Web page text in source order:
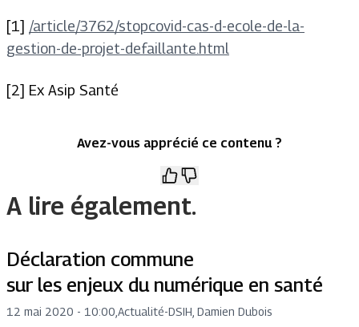
[1] /article/3762/stopcovid-cas-d-ecole-de-la-
gestion-de-projet-defaillante.html
[2] Ex Asip Santé
Avez-vous apprécié ce contenu ?
A lire également.
Déclaration commune
sur les enjeux du numérique en santé
12 mai 2020 - 10:00 Actualité-DSIH, Damien Dubois